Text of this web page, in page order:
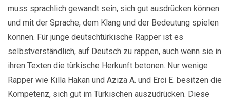
muss sprachlich gewandt sein, sich gut ausdrücken können
und mit der Sprache, dem Klang und der Bedeutung spielen
können. Für junge deutschtürkische Rapper ist es
selbstverständlich, auf Deutsch zu rappen, auch wenn sie in
ihren Texten die türkische Herkunft betonen. Nur wenige
Rapper wie Killa Hakan und Aziza A. und Erci E. besitzen die
Kompetenz, sich gut im Türkischen auszudrücken. Diese